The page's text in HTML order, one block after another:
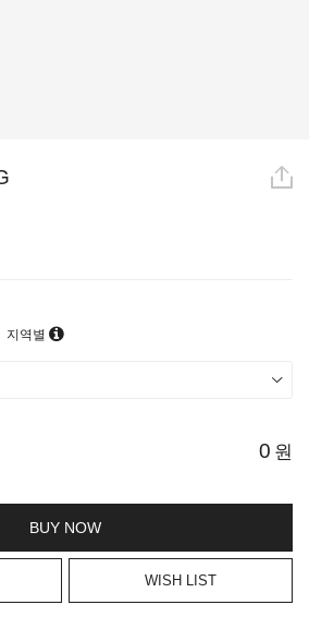
지역별
0 원
BUY NOW
WISH LIST